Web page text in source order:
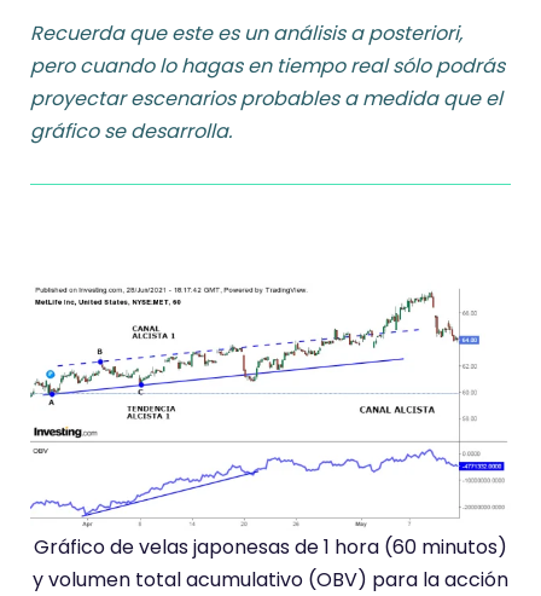
Recuerda que este es un análisis a posteriori,
perocuando lo hagas en tiempo real sólo podrás
proyectar escenarios probables a medida que el
gráfico se desarrolla.
Gráfico de velas japonesas de 1 hora (60 minutos)
y volumen total acumulativo (OBV) para la acción